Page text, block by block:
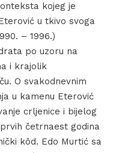
kojeg je
u tkivo svoga
– 1996.)
po uzoru na
i krajolik
O svakodnevnim
u kamenu Eterović
crljenice i bijelog
četrnaest godina
kôd. Edo Murtić sa